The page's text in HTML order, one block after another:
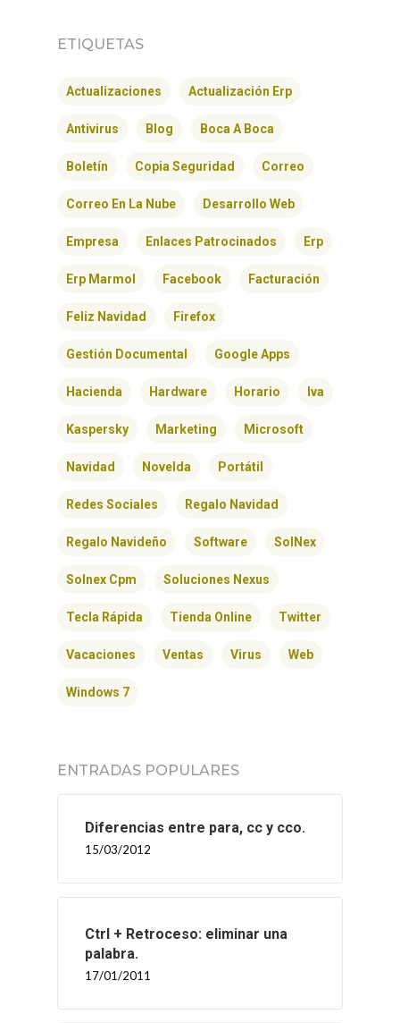
ETIQUETAS
Actualizaciones Actualización Erp
Antivirus Blog Boca A Boca
Boletín Copia Seguridad Correo
Correo En La Nube Desarrollo Web
Empresa Enlaces Patrocinados Erp
Erp Marmol Facebook Facturación
Feliz Navidad Firefox
Gestión Documental Google Apps
Hacienda Hardware Horario Iva
Kaspersky Marketing Microsoft
Navidad Novelda Portátil
Redes Sociales Regalo Navidad
Regalo Navideño Software SolNex
Solnex Cpm Soluciones Nexus
Tecla Rápida Tienda Online Twitter
Vacaciones Ventas Virus Web
Windows 7
ENTRADAS POPULARES
Diferencias entre para, cc y cco.
15/03/2012
Ctrl + Retroceso: eliminar una
palabra.
17/01/2011
INICIO
SERVICIOS